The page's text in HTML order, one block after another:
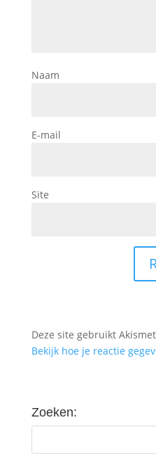
Naam
E-mail
Site
Deze site gebruikt
Bekijk hoe je reactie
Zoeken: